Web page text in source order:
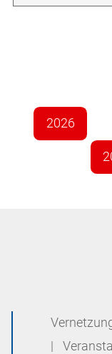
2026
|